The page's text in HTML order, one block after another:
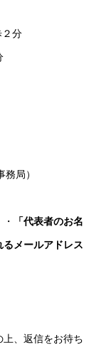
２分
局）
・ 「代表者のお名
るメールアドレス
、返信をお待ち